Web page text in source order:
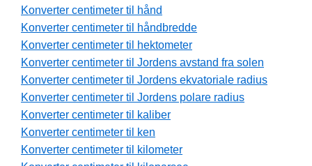
Konverter centimeter til hånd
Konverter centimeter til håndbredde
Konverter centimeter til hektometer
Konverter centimeter til Jordens avstand fra solen
Konverter centimeter til Jordens ekvatoriale radius
Konverter centimeter til Jordens polare radius
Konverter centimeter til kaliber
Konverter centimeter til ken
Konverter centimeter til kilometer